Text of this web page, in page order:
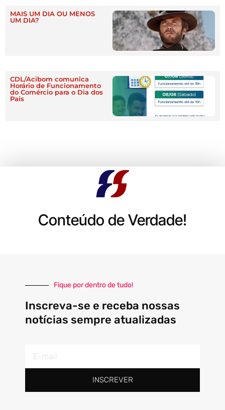
MAIS UM DIA OU MENOS
UM DIA?
CDL/Acibom comunica
Horário de Funcionamento
do Comércio para o Dia dos
Pais
Conteúdo de Verdade!
Fique por dentro de tudo!
Inscreva-se e receba nossas
notícias sempre atualizadas
INSCREVER